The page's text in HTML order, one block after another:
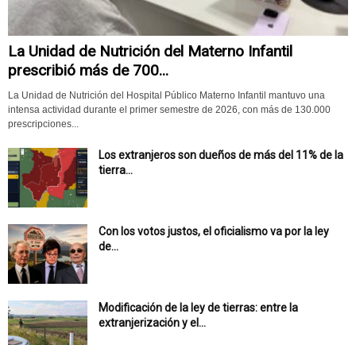
La Unidad de Nutrición del Materno Infantil
prescribió más de 700...
La Unidad de Nutrición del Hospital Público Materno Infantil mantuvo una
intensa actividad durante el primer semestre de 2026, con más de 130.000
prescripciones...
Los extranjeros son dueños de más del 11% de la
tierra...
Con los votos justos, el oficialismo va por la ley
de...
Modificación de la ley de tierras: entre la
extranjerización y el...